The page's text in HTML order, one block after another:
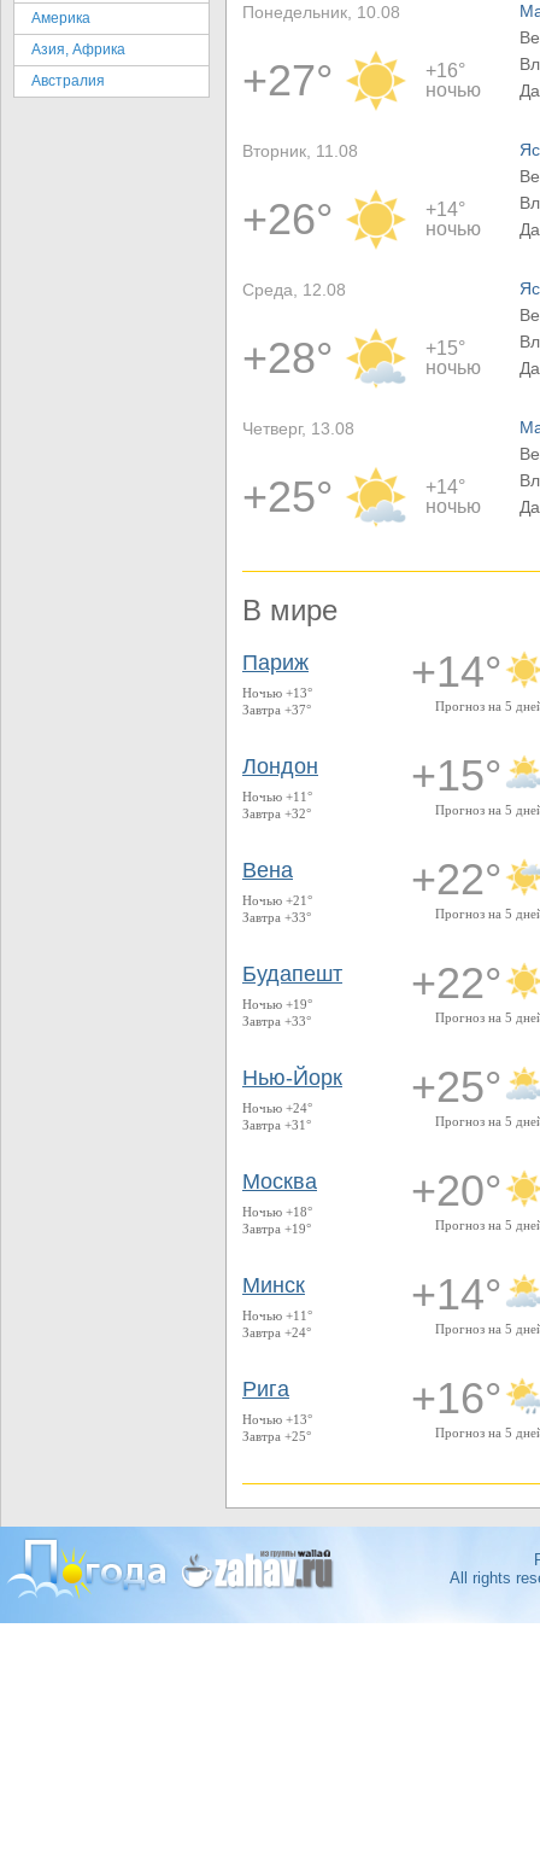
Америка
Азия, Африка
Австралия
Понедельник, 10.08
+27°
+16°
ночью
Вторник, 11.08
+26°
+14°
ночью
Среда, 12.08
+28°
+15°
ночью
Четверг, 13.08
+25°
+14°
ночью
В мире
Париж
Ночью +13°
Завтра +37°
+14°
Прогноз на 5
Лондон
Ночью +11°
Завтра +32°
+15°
Прогноз на 5
Вена
Ночью +21°
Завтра +33°
+22°
Прогноз на 5
Будапешт
Ночью +19°
Завтра +33°
+22°
Прогноз на 5
Нью-Йорк
Ночью +24°
Завтра +31°
+25°
Прогноз на 5
Москва
Ночью +18°
Завтра +19°
+20°
Прогноз на 5
Минск
Ночью +11°
Завтра +24°
+14°
Прогноз на 5
Рига
Ночью +13°
Завтра +25°
+16°
Прогноз на 5
All rights